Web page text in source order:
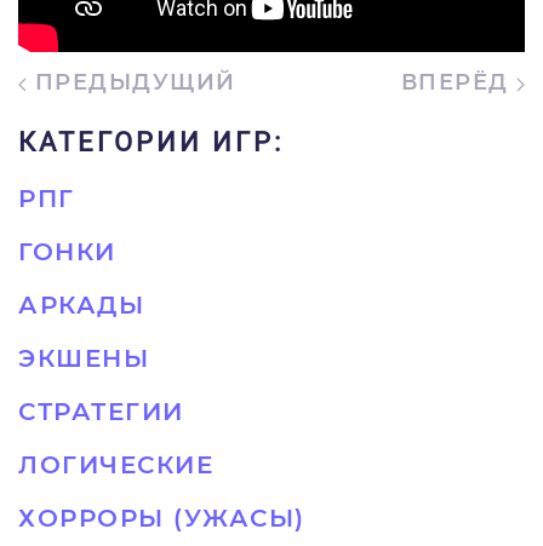
ПРЕДЫДУЩИЙ ВПЕРЁД
КАТЕГОРИИ ИГР:
РПГ
ГОНКИ
АРКАДЫ
ЭКШЕНЫ
СТРАТЕГИИ
ЛОГИЧЕСКИЕ
ХОРРОРЫ (УЖАСЫ)